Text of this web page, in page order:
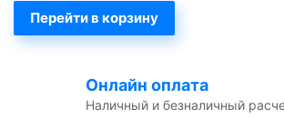
Перейти в корзину
Онлайн оплата
Наличный и безналичный